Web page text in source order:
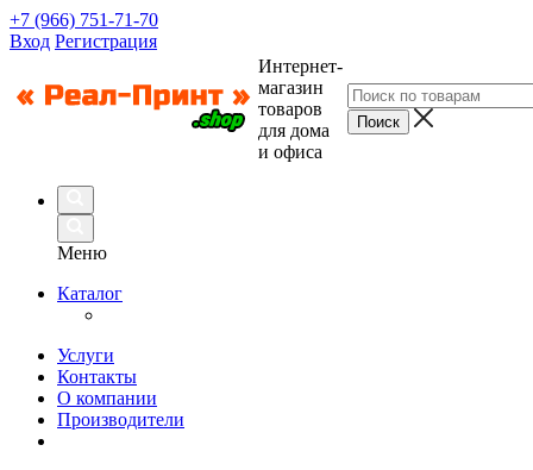
+7 (966) 751-71-70
Вход Регистрация
Интернет-
магазин
товаров
для дома
и офиса
Меню
Каталог
Услуги
Контакты
О компании
Производители